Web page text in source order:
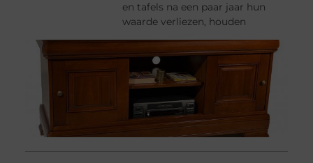
en tafels na een paar jaar hun
waarde verliezen, houden